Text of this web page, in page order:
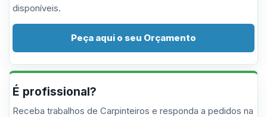
disponíveis.
Peça aqui o seu Orçamento
É profissional?
Receba trabalhos de Carpinteiros e responda a pedidos na